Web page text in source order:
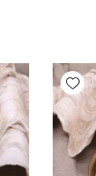
Add wishlist